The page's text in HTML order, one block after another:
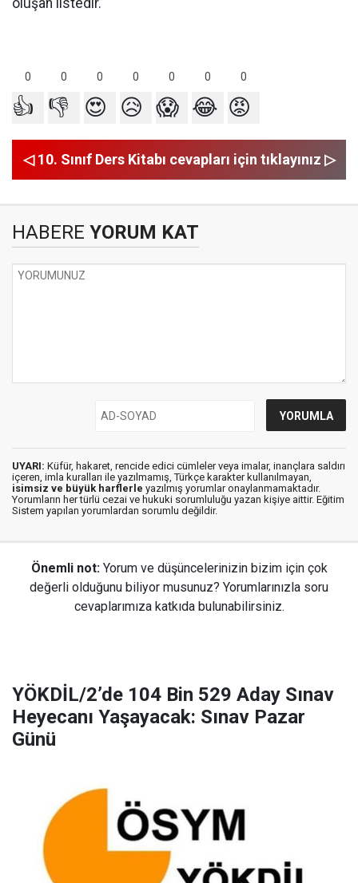
0 0 0 0 0 0 0
👍 👎 😍 😥 😱 😂 😡
◁ 10. Sınıf Ders Kitabı cevapları için tıklayınız ▷
HABERE YORUM KAT
UYARI: Küfür, hakaret, rencide edici cümleler veya imalar, inançlara saldırı
içeren, imla kuralları ile yazılmamış, Türkçe karakter kullanılmayan,
isimsiz ve büyük harflerle yazılmış yorumlar onaylanmamaktadır.
Yorumların her türlü cezai ve hukuki sorumluluğu yazan kişiye aittir. Eğitim
Sistem yapılan yorumlardan sorumlu değildir.
Önemli not: Yorum ve düşüncelerinizin bizim için çok
değerli olduğunu biliyor musunuz? Yorumlarınızla soru
cevaplarımıza katkıda bulunabilirsiniz.
YÖKDİL/2’de 104 Bin 529 Aday Sınav
Heyecanı Yaşayacak: Sınav Pazar
Günü